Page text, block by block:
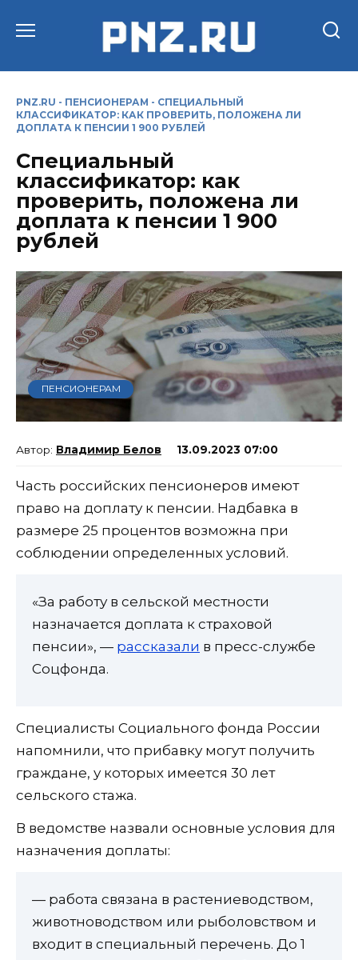
PNZ.RU - ПЕНСИОНЕРАМ - СПЕЦИАЛЬНЫЙ
КЛАССИФИКАТОР: КАК ПРОВЕРИТЬ, ПОЛОЖЕНА ЛИ
ДОПЛАТА К ПЕНСИИ 1 900 РУБЛЕЙ
Специальный
классификатор: как
проверить, положена ли
доплата к пенсии 1 900
рублей
ПЕНСИОНЕРАМ
Владимир Белов 13.09.2023 07:00
Часть российских пенсионеров имеют
право на доплату к пенсии. Надбавка в
размере 25 процентов возможна при
соблюдении определенных условий.
«За работу в сельской местности
назначается доплата к страховой
пенсии», — рассказали в пресс-службе
Соцфонда.
Специалисты Социального фонда России
напомнили, что прибавку могут получить
граждане, у которых имеется 30 лет
сельского стажа.
В ведомстве назвали основные условия для
назначения доплаты:
— работа связана в растениеводством,
животноводством или рыболовством и
входит в специальный перечень. До 1